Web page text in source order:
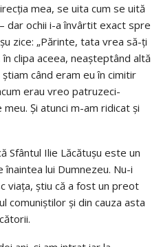
mea, se uita cum se uită
dar ochii i-a învârtit exact spre
zice: „Părinte, tata vrea să-ţi
clipa aceea, neaşteptând altă
când eram eu în cimitir
erau vreo patruzeci-
Şi atunci m-am ridicat şi
Sfântul Ilie Lăcătuşu este un
lui Dumnezeu. Nu-i
viaţa, ştiu că a fost un preot
comuniştilor şi din cauza asta